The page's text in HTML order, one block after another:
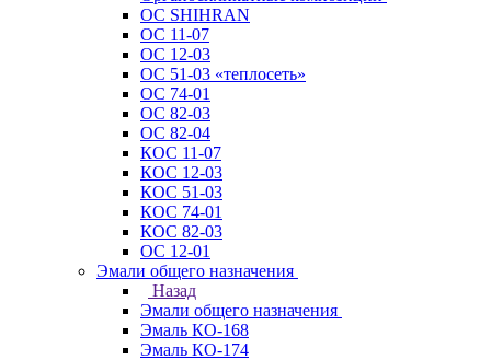
ОС SHIHRAN
ОС 11-07
ОС 12-03
ОС 51-03 «теплосеть»
ОС 74-01
ОС 82-03
ОС 82-04
КОС 11-07
КОС 12-03
КОС 51-03
КОС 74-01
КОС 82-03
ОС 12-01
Эмали общего назначения
Назад
Эмали общего назначения
Эмаль КО-168
Эмаль КО-174